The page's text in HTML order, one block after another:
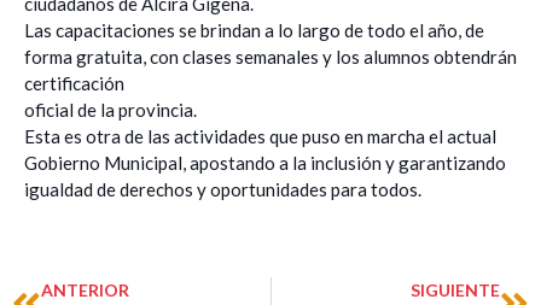
Las capacitaciones se brindan a lo largo de todo el año, de
forma gratuita, con clases semanales y los alumnos obtendrán
certificación
oficial de la provincia.
Esta es otra de las actividades que puso en marcha el actual
Gobierno Municipal, apostando a la inclusión y garantizando
igualdad de derechos y oportunidades para todos.
Prev
ANTERIOR
SIGUIENTE